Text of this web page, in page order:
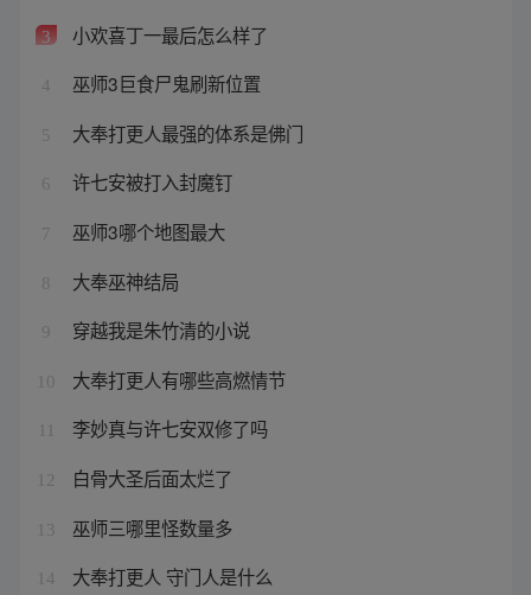
3 小欢喜丁一最后怎么样了
4 巫师3巨食尸鬼刷新位置
5 大奉打更人最强的体系是佛门
6 许七安被打入封魔钉
7 巫师3哪个地图最大
8 大奉巫神结局
9 穿越我是朱竹清的小说
10 大奉打更人有哪些高燃情节
李妙真与许七安双修了吗
12 白骨大圣后面太烂了
13 巫师三哪里怪数量多
14 大奉打更人 守门人是什么